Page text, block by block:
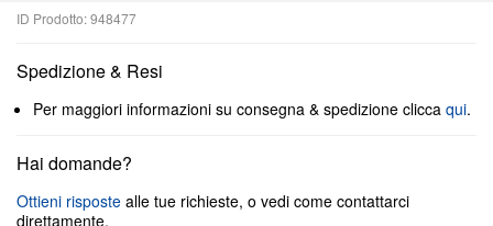
ID Prodotto: 948477
Spedizione & Resi
Per maggiori informazioni su consegna & spedizione clicca qui.
Hai domande?
Ottieni risposte alle tue richieste, o vedi come contattarci
direttamente.